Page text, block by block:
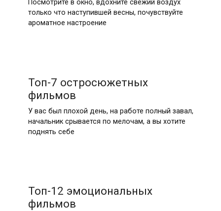
Посмотрите в окно, вдохните свежий воздух
только что наступившей весны, почувствуйте
ароматное настроение
Топ-7 остросюжетных
фильмов
У вас был плохой день, на работе полный завал,
начальник срывается по мелочам, а вы хотите
поднять себе
Топ-12 эмоциональных
фильмов